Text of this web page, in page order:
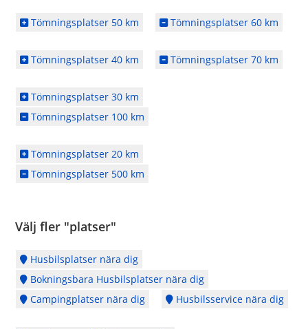
Tömningsplatser 50 km Tömningsplatser 60 km
Tömningsplatser 40 km Tömningsplatser 70 km
Tömningsplatser 30 km
Tömningsplatser 100 km
Tömningsplatser 20 km
Tömningsplatser 500 km
Välj fler "platser"
Husbilsplatser nära dig
Bokningsbara Husbilsplatser nära dig
Campingplatser nära dig
Husbilsservice nära dig